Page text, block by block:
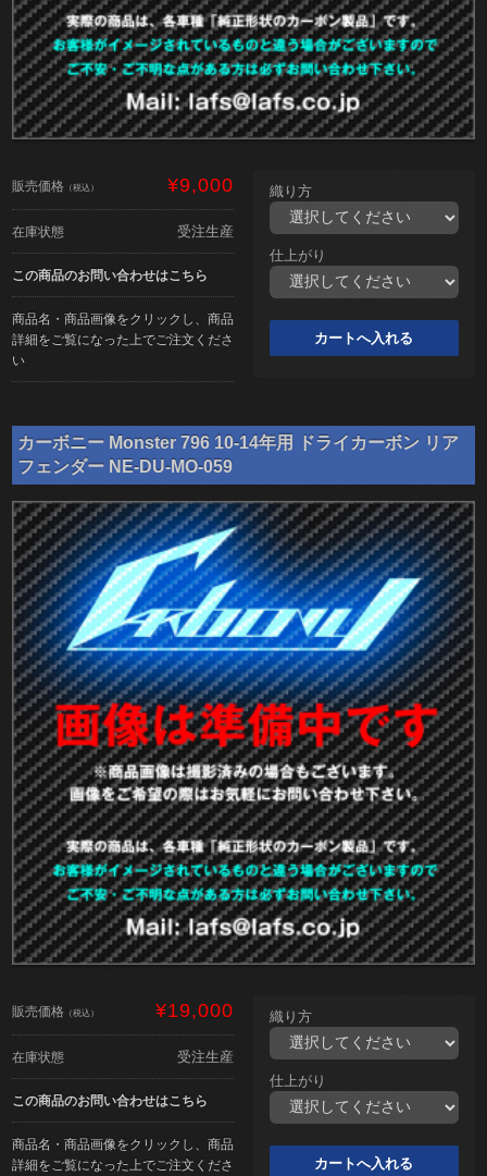
販売価格 （税込） ¥9,000
在庫状態 受注生産
この商品のお問い合わせはこちら
商品名・商品画像をクリックし、商品
詳細をご覧になった上でご注文くださ
い
織り方
仕上がり
カーボニー Monster 796 10-14年用 ドライカーボン リア
フェンダー NE-DU-MO-059
販売価格 （税込） ¥19,000
在庫状態 受注生産
この商品のお問い合わせはこちら
商品名・商品画像をクリックし、商品
詳細をご覧になった上でご注文くださ
織り方
仕上がり